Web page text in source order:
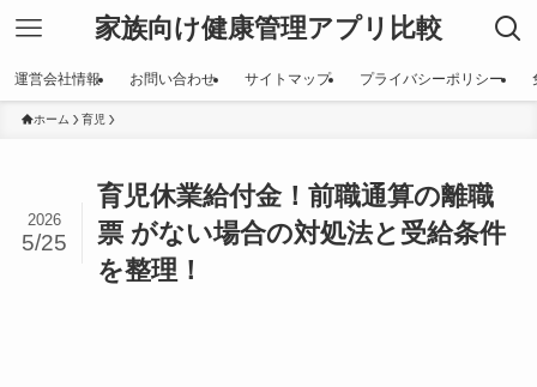
家族向け健康管理アプリ比較
運営会社情報 お問い合わせ サイトマップ プライバシーポリシー
ホーム 育児
育児休業給付金！前職通算の離職
票 がない場合の対処法と受給条件
を整理！
2026
5/25